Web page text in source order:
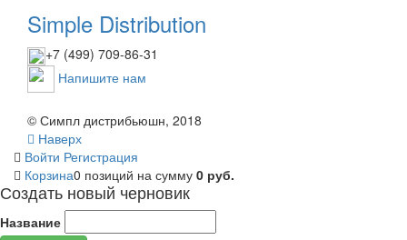
Simple Distribution
+7 (499) 709-86-31
Напишите нам
© Симпл дистрибьюшн, 2018
Наверх
Войти Регистрация
Корзина0 позиций на сумму 0 руб.
Создать новый черновик
Название